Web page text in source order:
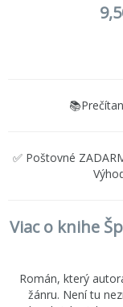
✅ Poštovné
Viac o knihe
Román, který
žánru. Není tu